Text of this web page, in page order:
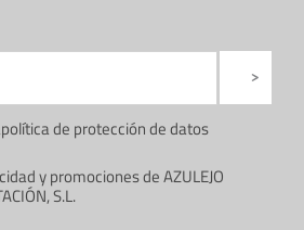
política de protección de datos
y promociones de AZULEJO
S.L.